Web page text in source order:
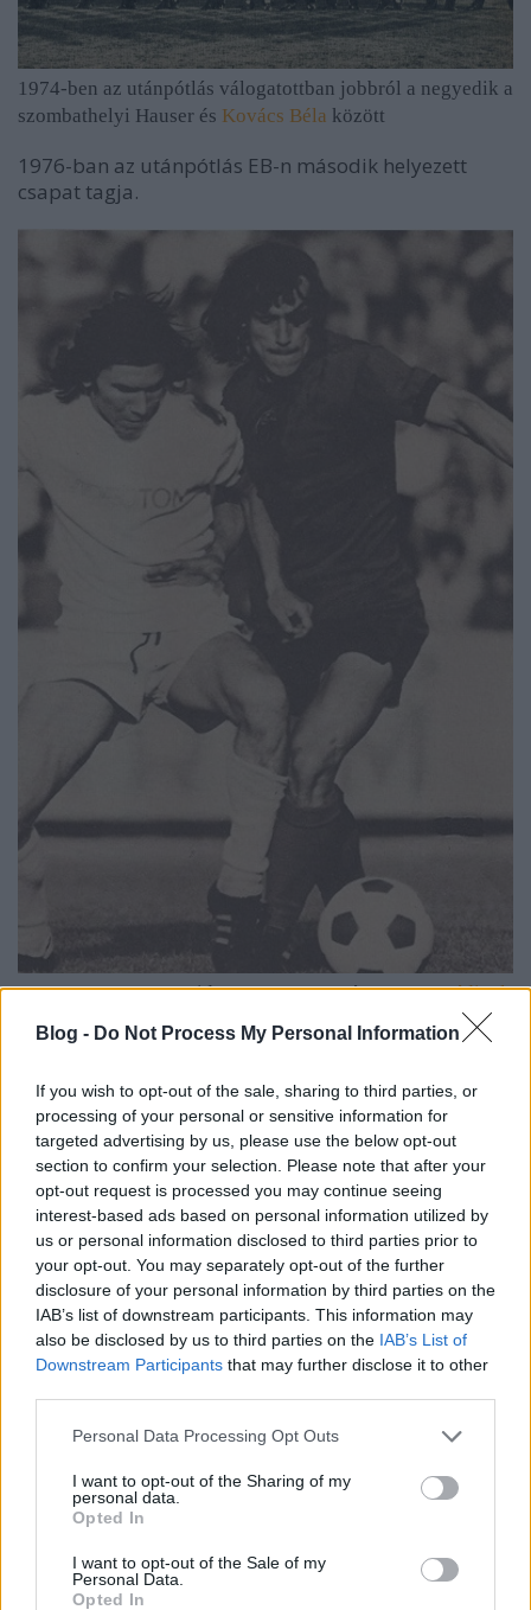
Blog - Do Not Process My Personal Information
If you wish to opt-out of the sale, sharing to third parties, or
processing of your personal or sensitive information for
targeted advertising by us, please use the below opt-out
section to confirm your selection. Please note that after your
opt-out request is processed you may continue seeing
interest-based ads based on personal information utilized by
us or personal information disclosed to third parties prior to
your opt-out. You may separately opt-out of the further
disclosure of your personal information by third parties on the
IAB’s list of downstream participants. This information may
also be disclosed by us to third parties on the IAB’s List of
Downstream Participants that may further disclose it to other
Please note that this website/app uses one or more Google
not limited to your visit or usage behaviour. You may click to
grant or deny consent to Google and its third-party tags to
use your data for below specified purposes in below Google
consent section.
Personal Data Processing Opt Outs
I want to opt-out of the Sharing of my
personal data.
Opted In
I want to opt-out of the Sale of my
Personal Data.
Opted In
1974-ben az utánpótlás válogatottban jobbról a negyedik a
szombathelyi Hauser és Kovács Béla között
1976-ban az utánpótlás EB-n második helyezett
csapat tagja.
Egy 1976-os Vasas-Videoton összecsapásonCsongrádival
csatázik a labdáért
mutatkozott beBaróti Lajos kapitánykodása alatt.
mezben. A legemlékezetesebbet 1977 októberében
Bolíviának lőtte az interkontinentális VB-selejtezőn. A
az utókornak, ugyanis a körülbelül 40 méterről,
váratlanul eleresztett lövése nem csak a kapust,